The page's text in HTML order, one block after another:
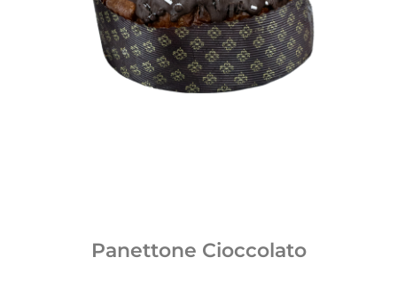
Panettone Cioccolato